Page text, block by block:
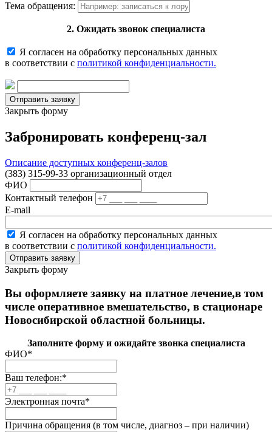
Тема обращения:
2. Ожидать звонок специалиста
Я согласен на обработку персональных данных
в соответствии с политикой конфиденциальности.
Закрыть форму
Забронировать конференц-зал
Описание доступных конференц-залов
(383) 315-99-33 организационный отдел
ФИО
Контактный телефон
E-mail
Я согласен на обработку персональных данных
в соответствии с политикой конфиденциальности.
Закрыть форму
Вы оформляете заявку на платное лечение,в том
числе оперативное вмешательство, в стационаре
Новосибирской областной больницы.
Заполните форму и ожидайте звонка специалиста
ФИО*
Ваш телефон:*
Электронная почта*
Причина обращения (в том числе, диагноз – при наличии)